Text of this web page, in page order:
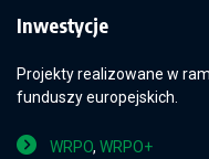
Inwestycje
Projekty realizowane w
funduszy europejskich.
WRPO, WRPO+